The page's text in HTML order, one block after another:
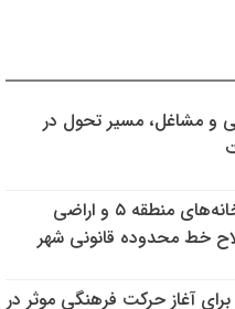
و مشاغل، مسیر تحول در
بررسی ظرفیت کوره‌پزخانه‌های منطقه ۵ و اراضی
خط محدوده قانونی شهر
آغاز حرکت فرهنگی موثر در